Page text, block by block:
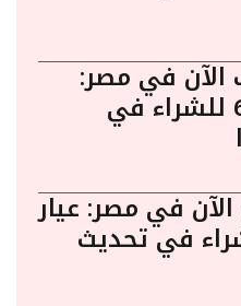
الآن في مصر:
عيار 24 يسجل 6745 للشراء في
في مصر: عيار
6735 للشراء في تحديث